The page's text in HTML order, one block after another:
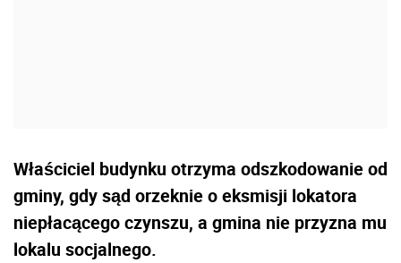
Właściciel budynku otrzyma odszkodowanie od
gminy, gdy sąd orzeknie o eksmisji lokatora
niepłacącego czynszu, a gmina nie przyzna mu
lokalu socjalnego.